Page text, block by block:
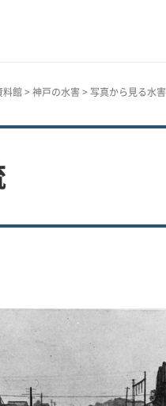
料館> 神戸の水害 > 写真から見る水害